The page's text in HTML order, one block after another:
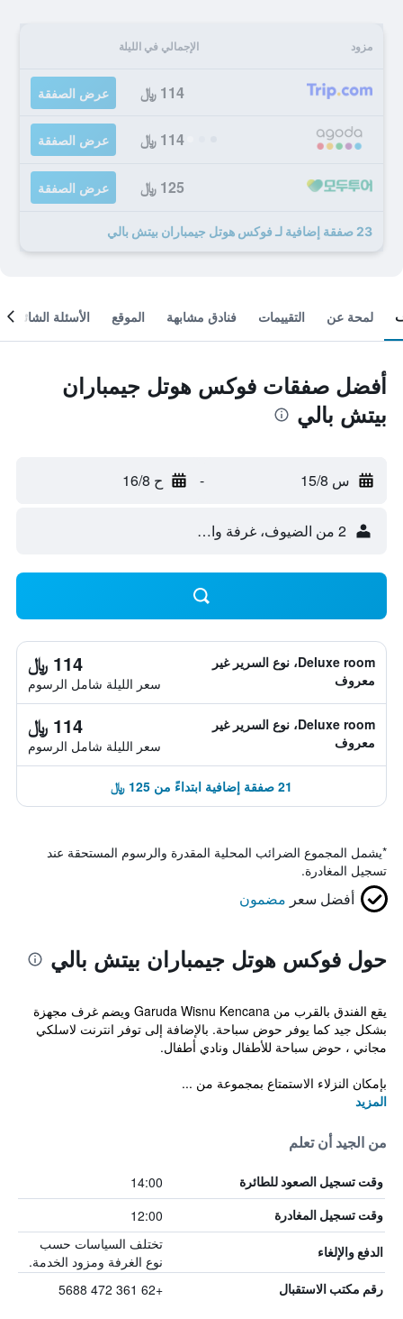
مزود الإجمالي في الليلة
114 ﷼ عرض الصفقة
114 ﷼ عرض الصفقة
125 ﷼ عرض الصفقة
23 صفقة إضافية لـ فوكس هوتل جيمباران بيتش بالي
لمحة عن التقييمات فنادق مشابهة الموقع الأسئلة الشائعة
أفضل صفقات فوكس هوتل جيمباران
بيتش بالي
س 15/8 - ح 16/8
2 من الضيوف، غرفة واحدة
Deluxe room، نوع السرير غير
معروف
114 ﷼
سعر الليلة شامل الرسوم
Deluxe room، نوع السرير غير
معروف
114 ﷼
سعر الليلة شامل الرسوم
21 صفقة إضافية ابتداءً من 125 ﷼
*يشمل المجموع الضرائب المحلية المقدرة والرسوم المستحقة عند
تسجيل المغادرة.
أفضل سعر مضمون
حول فوكس هوتل جيمباران بيتش بالي
يقع الفندق بالقرب من Garuda Wisnu Kencana ويضم غرف مجهزة
بشكل جيد كما يوفر حوض سباحة. بالإضافة إلى توفر انترنت لاسلكي
مجاني ، حوض سباحة للأطفال ونادي أطفال.
بإمكان النزلاء الاستمتاع بمجموعة من ...
المزيد
من الجيد أن تعلم
وقت تسجيل الصعود للطائرة 14:00
وقت تسجيل المغادرة 12:00
الدفع والإلغاء
تختلف السياسات حسب
نوع الغرفة ومزود الخدمة.
رقم مكتب الاستقبال +62 361 472 5688